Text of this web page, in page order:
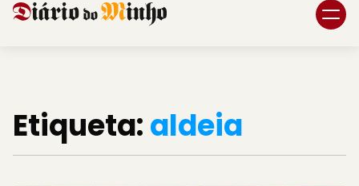
Etiqueta:aldeia